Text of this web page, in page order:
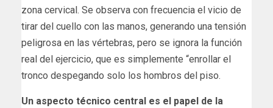
zona cervical. Se observa con frecuencia el vicio de
tirar del cuello con las manos, generando una tensión
peligrosa en las vértebras, pero se ignora la función
real del ejercicio, que es simplemente “enrollar el
tronco despegando solo los hombros del piso.
Un aspecto técnico central es el papel de la